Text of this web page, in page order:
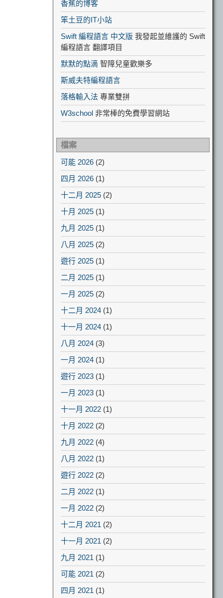
香蕉的博客
笨土豆的IT小站
Swift 編程語言 中文版 我發起並維護的 Swift
編程語言 翻譯項目
默默的點滴 智障兒童歡樂多
斯威夫特編程語言
落格輸入法 專業雙拼
W3school 非常棒的免費學習網站
檔案
可能 2026 (2)
四月 2026 (1)
十二月 2025 (2)
十月 2025 (1)
九月 2025 (1)
八月 2025 (2)
遊行 2025 (1)
二月 2025 (1)
一月 2025 (2)
十二月 2024 (1)
十一月 2024 (1)
八月 2024 (3)
一月 2024 (1)
遊行 2023 (1)
一月 2023 (1)
十一月 2022 (1)
十月 2022 (2)
九月 2022 (4)
八月 2022 (1)
遊行 2022 (2)
二月 2022 (1)
一月 2022 (2)
十二月 2021 (2)
十一月 2021 (2)
九月 2021 (1)
可能 2021 (2)
四月 2021 (1)